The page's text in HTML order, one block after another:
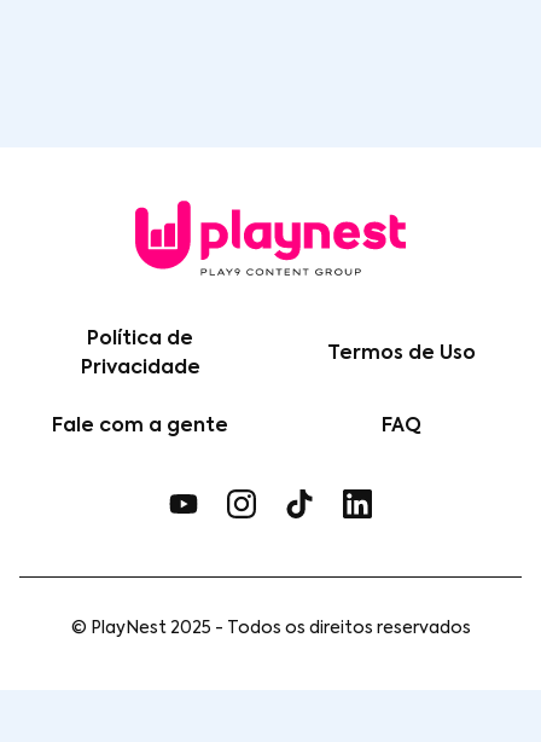
Política de
Privacidade
Termos de Uso
Fale com a gente FAQ
© PlayNest 2025 - Todos os direitos reservados